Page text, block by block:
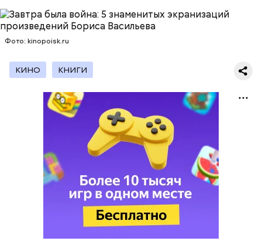
Фото: kinopoisk.ru
КИНО КНИГИ